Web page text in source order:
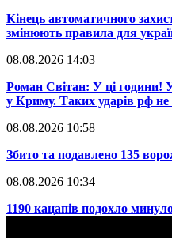
​Кінець автоматичного
змінюють правила для
08.08.2026 14:03
​Роман Світан: У ці години!
у Криму. Таких ударів рф
08.08.2026 10:58
​Збито та подавлено 135
08.08.2026 10:34
​1190 кацапів подохло